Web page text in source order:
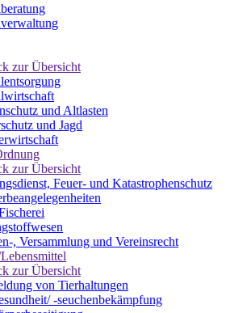
zur Übersicht
und Altlasten
und Jagd
zur Übersicht
Feuer- und Katastrophenschutz
, Versammlung und Vereinsrecht
zur Übersicht
von Tierhaltungen
-seuchenbekämpfung